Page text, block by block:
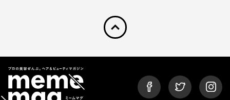
pagetop